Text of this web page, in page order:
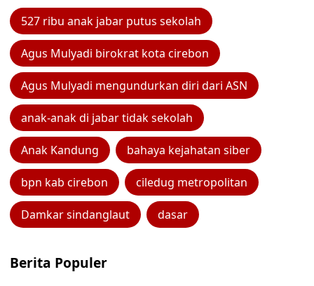
527 ribu anak jabar putus sekolah
Agus Mulyadi birokrat kota cirebon
Agus Mulyadi mengundurkan diri dari ASN
anak-anak di jabar tidak sekolah
Anak Kandung bahaya kejahatan siber
bpn kab cirebon ciledug metropolitan
Damkar sindanglaut dasar
Berita Populer